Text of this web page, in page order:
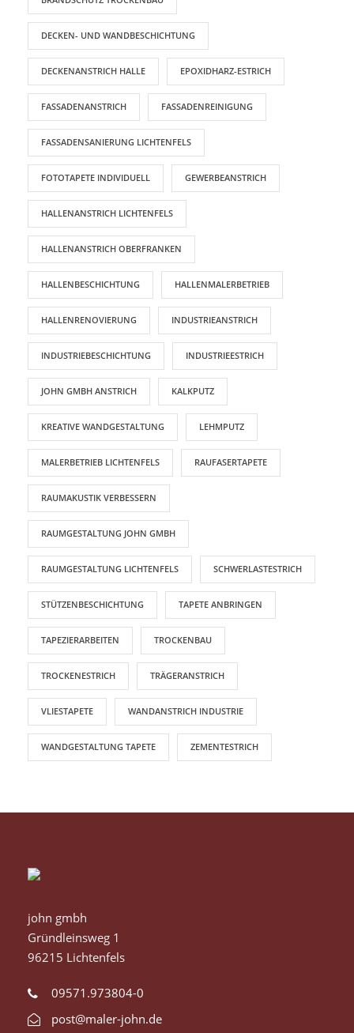
DECKEN- UND WANDBESCHICHTUNG
DECKENANSTRICH HALLE EPOXIDHARZ-ESTRICH
FASSADENANSTRICH FASSADENREINIGUNG
FASSADENSANIERUNG LICHTENFELS
FOTOTAPETE INDIVIDUELL GEWERBEANSTRICH
HALLENANSTRICH LICHTENFELS
HALLENANSTRICH OBERFRANKEN
HALLENBESCHICHTUNG HALLENMALERBETRIEB
HALLENRENOVIERUNG INDUSTRIEANSTRICH
INDUSTRIEBESCHICHTUNG INDUSTRIEESTRICH
JOHN GMBH ANSTRICH KALKPUTZ
KREATIVE WANDGESTALTUNG LEHMPUTZ
MALERBETRIEB LICHTENFELS RAUFASERTAPETE
RAUMAKUSTIK VERBESSERN
RAUMGESTALTUNG JOHN GMBH
RAUMGESTALTUNG LICHTENFELS SCHWERLASTESTRICH
STÜTZENBESCHICHTUNG TAPETE ANBRINGEN
TAPEZIERARBEITEN TROCKENBAU
TROCKENESTRICH TRÄGERANSTRICH
VLIESTAPETE WANDANSTRICH INDUSTRIE
WANDGESTALTUNG TAPETE ZEMENTESTRICH
john gmbh
Gründleinsweg 1
96215 Lichtenfels
09571.973804-0
post@maler-john.de